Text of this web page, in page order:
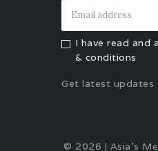
I have read and
& conditions
Get latest updates
© 2026 | Asia's